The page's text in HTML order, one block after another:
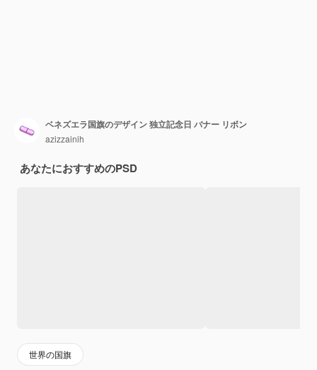
ベネズエラ国旗のデザイン 独立記念日 バナー リボン
azizzainih
あなたにおすすめのPSD
世界の国旗